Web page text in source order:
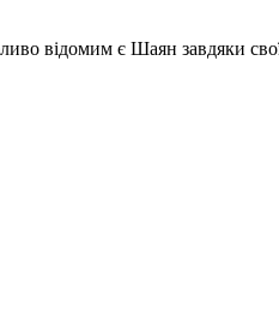
відомим є Шаян завдяки